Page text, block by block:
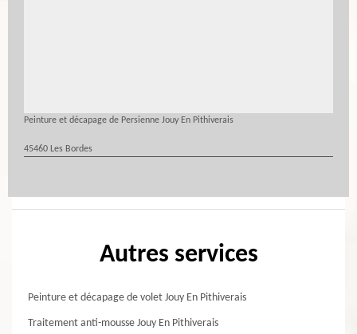
Peinture et décapage de Persienne Jouy En Pithiverais
45460 Les Bordes
Autres services
Peinture et décapage de volet Jouy En Pithiverais
Traitement anti-mousse Jouy En Pithiverais